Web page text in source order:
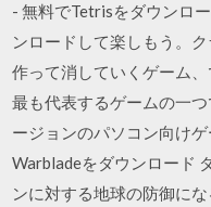
- 無料でTetrisをダウンロ
ンロードして楽しもう。
作って消していくゲーム
最も代表するゲームの一
ージョンのパソコン向け
Warbladeをダウンロード
ンに対する地球の防御に